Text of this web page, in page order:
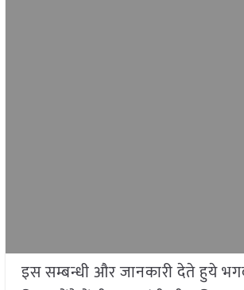
इस सम्बन्धी और जानकारी देते हुये